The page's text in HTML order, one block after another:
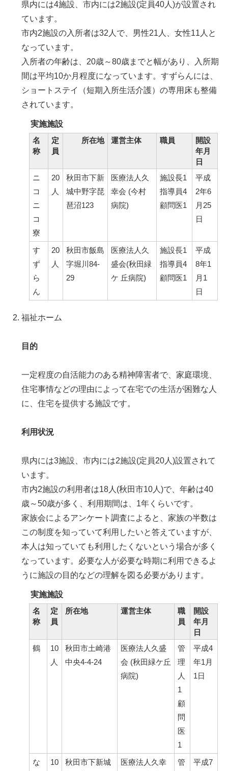
県内には4施設、市内には2施設(定員40人)が設置され
ています。
市内2施設の入所者は32人で、男性21人、女性11人と
なっています。
入所者の年齢は、20歳～80歳までと幅があり、入所期
間は平均10か月程度になっています。すずらんには、
ショートステイ（短期入所生活介護）の専用床も整備
されています。
実施施設
名
称
定
員
所在地 運営主体 職員
開設
年月
日
ニ
コ
ニ
コ
寮
20
人
秋田市下新
城中野字琵
琶沼123
医療法人久
幸会 (今村
病院)
施設長1
指導員4
顧問医1
平成
2年6
月25
日
す
ず
ら
ん
20
人
秋田市飯島
字堀川84-
29
医療法人久
盛会(秋田緑
ケ 丘病院)
施設長1
指導員4
顧問医1
平成
8年1
月1
日
福祉ホーム
目的
一定程度の自活能力のある精神障害者で、家庭環境、
住宅事情などの理由によって在宅での生活が困難な人
に、住宅を提供する施設です。
利用状況
県内には3施設、市内には2施設(定員20人)設置されて
います。
市内2施設の利用者は18人(秋田市10人)で、年齢は40
歳～50歳が多く、利用期間は、1年くらいです。
家族会によるアンケート調査によると、家族の半数は
この制度を知っていて利用したいと答えていますが、
本人は知っていても利用したくないという場合が多く
なっています。必要な人が必要な時期に利用できるよ
うに施設の目的などの理解を図る必要があります。
実施施設
名
称
定
員
所在地 運営主体
職
員
開設
年月
日
鶴
10
人
秋田市土崎港
中央4-4-24
医療法人久盛
会 (秋田緑ケ丘
病院)
管
理
人
1
顧
問
医
1
平成4
年1月
1日
な
10
秋田市下新城
医療法人久幸
管
平成7